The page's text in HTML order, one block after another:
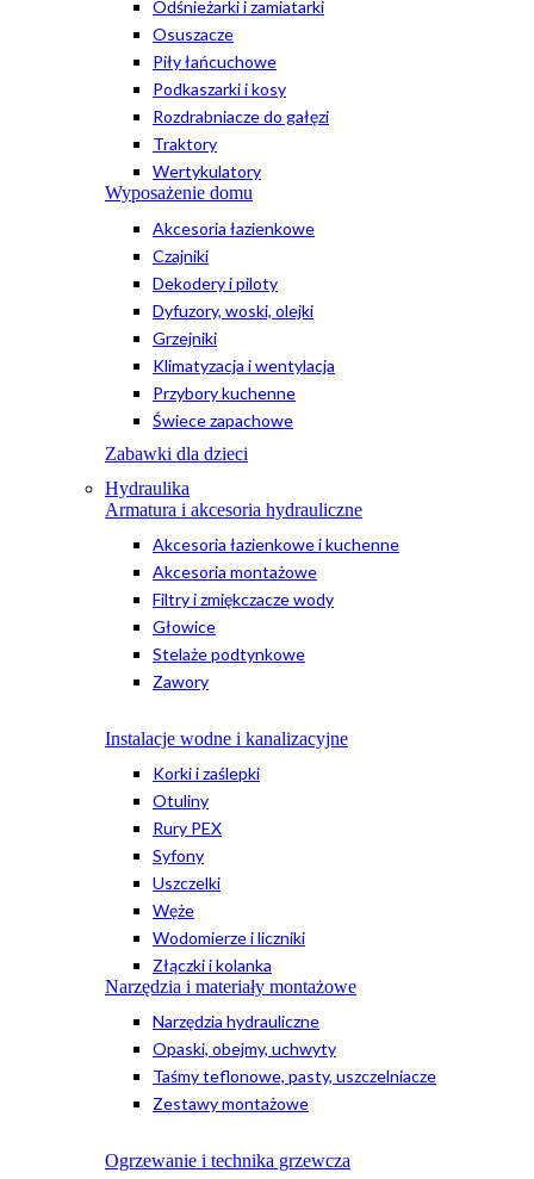
Odśnieżarki i zamiatarki
Osuszacze
Piły łańcuchowe
Podkaszarki i kosy
Rozdrabniacze do gałęzi
Traktory
Wertykulatory
Wyposażenie domu
Akcesoria łazienkowe
Czajniki
Dekodery i piloty
Dyfuzory, woski, olejki
Grzejniki
Klimatyzacja i wentylacja
Przybory kuchenne
Świece zapachowe
Zabawki dla dzieci
Hydraulika
Armatura i akcesoria hydrauliczne
Akcesoria łazienkowe i kuchenne
Akcesoria montażowe
Filtry i zmiękczacze wody
Głowice
Stelaże podtynkowe
Zawory
Instalacje wodne i kanalizacyjne
Korki i zaślepki
Otuliny
Rury PEX
Syfony
Uszczelki
Węże
Wodomierze i liczniki
Złączki i kolanka
Narzędzia i materiały montażowe
Narzędzia hydrauliczne
Opaski, obejmy, uchwyty
Taśmy teflonowe, pasty, uszczelniacze
Zestawy montażowe
Ogrzewanie i technika grzewcza